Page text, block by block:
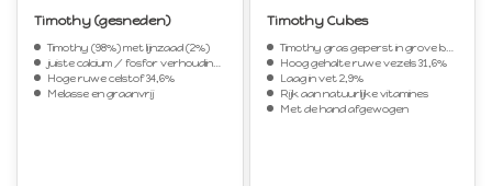
Timothy (gesneden)
Timothy (98%) met lijnzaad (2%)
juiste calcium / fosfor verhouding van 2 : 1
Hoge ruwe celstof 34,6%
Melasse en graanvrij
Timothy Cubes
Timothy gras geperst in grove brokken
Hoog gehalte ruwe vezels 31,6%
Laag in vet 2,9%
Rijk aan natuurlijke vitamines
Met de hand afgewogen